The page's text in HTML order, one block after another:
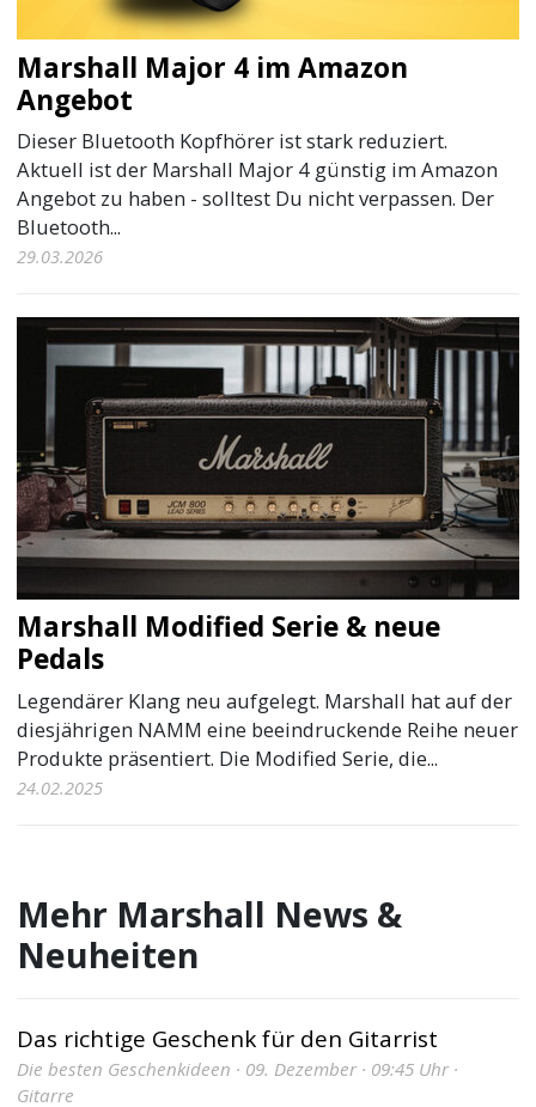
Marshall Major 4 im Amazon
Angebot
Dieser Bluetooth Kopfhörer ist stark reduziert.
Aktuell ist der Marshall Major 4 günstig im Amazon
Angebot zu haben - solltest Du nicht verpassen. Der
Bluetooth...
29.03.2026
Marshall Modified Serie & neue
Pedals
Legendärer Klang neu aufgelegt. Marshall hat auf der
diesjährigen NAMM eine beeindruckende Reihe neuer
Produkte präsentiert. Die Modified Serie, die...
24.02.2025
Mehr Marshall News &
Neuheiten
Das richtige Geschenk für den Gitarrist
Die besten Geschenkideen · 09. Dezember · 09:45 Uhr ·
Gitarre